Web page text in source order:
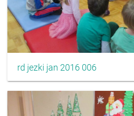
rd jezki jan 2016 006